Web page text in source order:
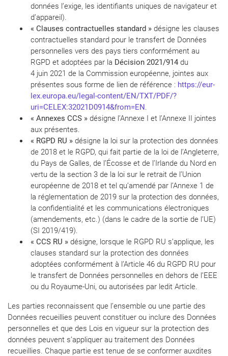
données l’exige, les identifiants uniques de navigateur et
d’appareil).
« Clauses contractuelles standard » désigne les clauses
contractuelles standard pour le transfert de Données
personnelles vers des pays tiers conformément au
RGPD et adoptées par la Décision 2021/914 du
4 juin 2021 de la Commission européenne, jointes aux
présentes sous forme de lien de référence : https://eur-
lex.europa.eu/legal-content/EN/TXT/PDF/?
uri=CELEX:32021D0914&from=EN.
« Annexes CCS » désigne l’Annexe I et l’Annexe II jointes
aux présentes.
« RGPD RU » désigne la loi sur la protection des données
de 2018 et le RGPD, qui fait partie de la loi de l’Angleterre,
du Pays de Galles, de l’Écosse et de l’Irlande du Nord en
vertu de la section 3 de la loi sur le retrait de l’Union
européenne de 2018 et tel qu’amendé par l’Annexe 1 de
la réglementation de 2019 sur la protection des données,
la confidentialité et les communications électroniques
(amendements, etc.) (dans le cadre de la sortie de l’UE)
(SI 2019/419).
« CCS RU » désigne, lorsque le RGPD RU s’applique, les
clauses standard sur la protection des données
adoptées conformément à l’Article 46 du RGPD RU pour
le transfert de Données personnelles en dehors de l’EEE
ou du Royaume-Uni, ou autorisées par ledit Article.
Les parties reconnaissent que l’ensemble ou une partie des
Données recueillies peuvent constituer ou inclure des Données
personnelles et que des Lois en vigueur sur la protection des
données peuvent s’appliquer au traitement des Données
recueillies. Chaque partie est tenue de se conformer auxdites